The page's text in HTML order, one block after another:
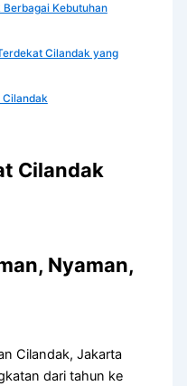
Kebutuhan
Cilandak yang
Cilandak
Cilandak
Nyaman,
Cilandak, Jakarta
dari tahun ke